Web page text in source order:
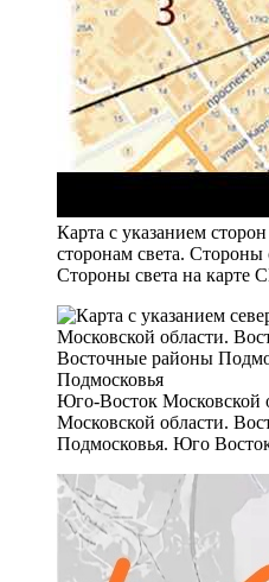
Карта с указанием
сторонам света. Стороны
Стороны света на карте
Юго-Восток Московской
Московской области.
Подмосковья. Юго